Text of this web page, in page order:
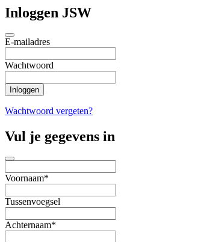
Inloggen JSW
E-mailadres
Wachtwoord
Wachtwoord vergeten?
Vul je gegevens in
Voornaam*
Tussenvoegsel
Achternaam*